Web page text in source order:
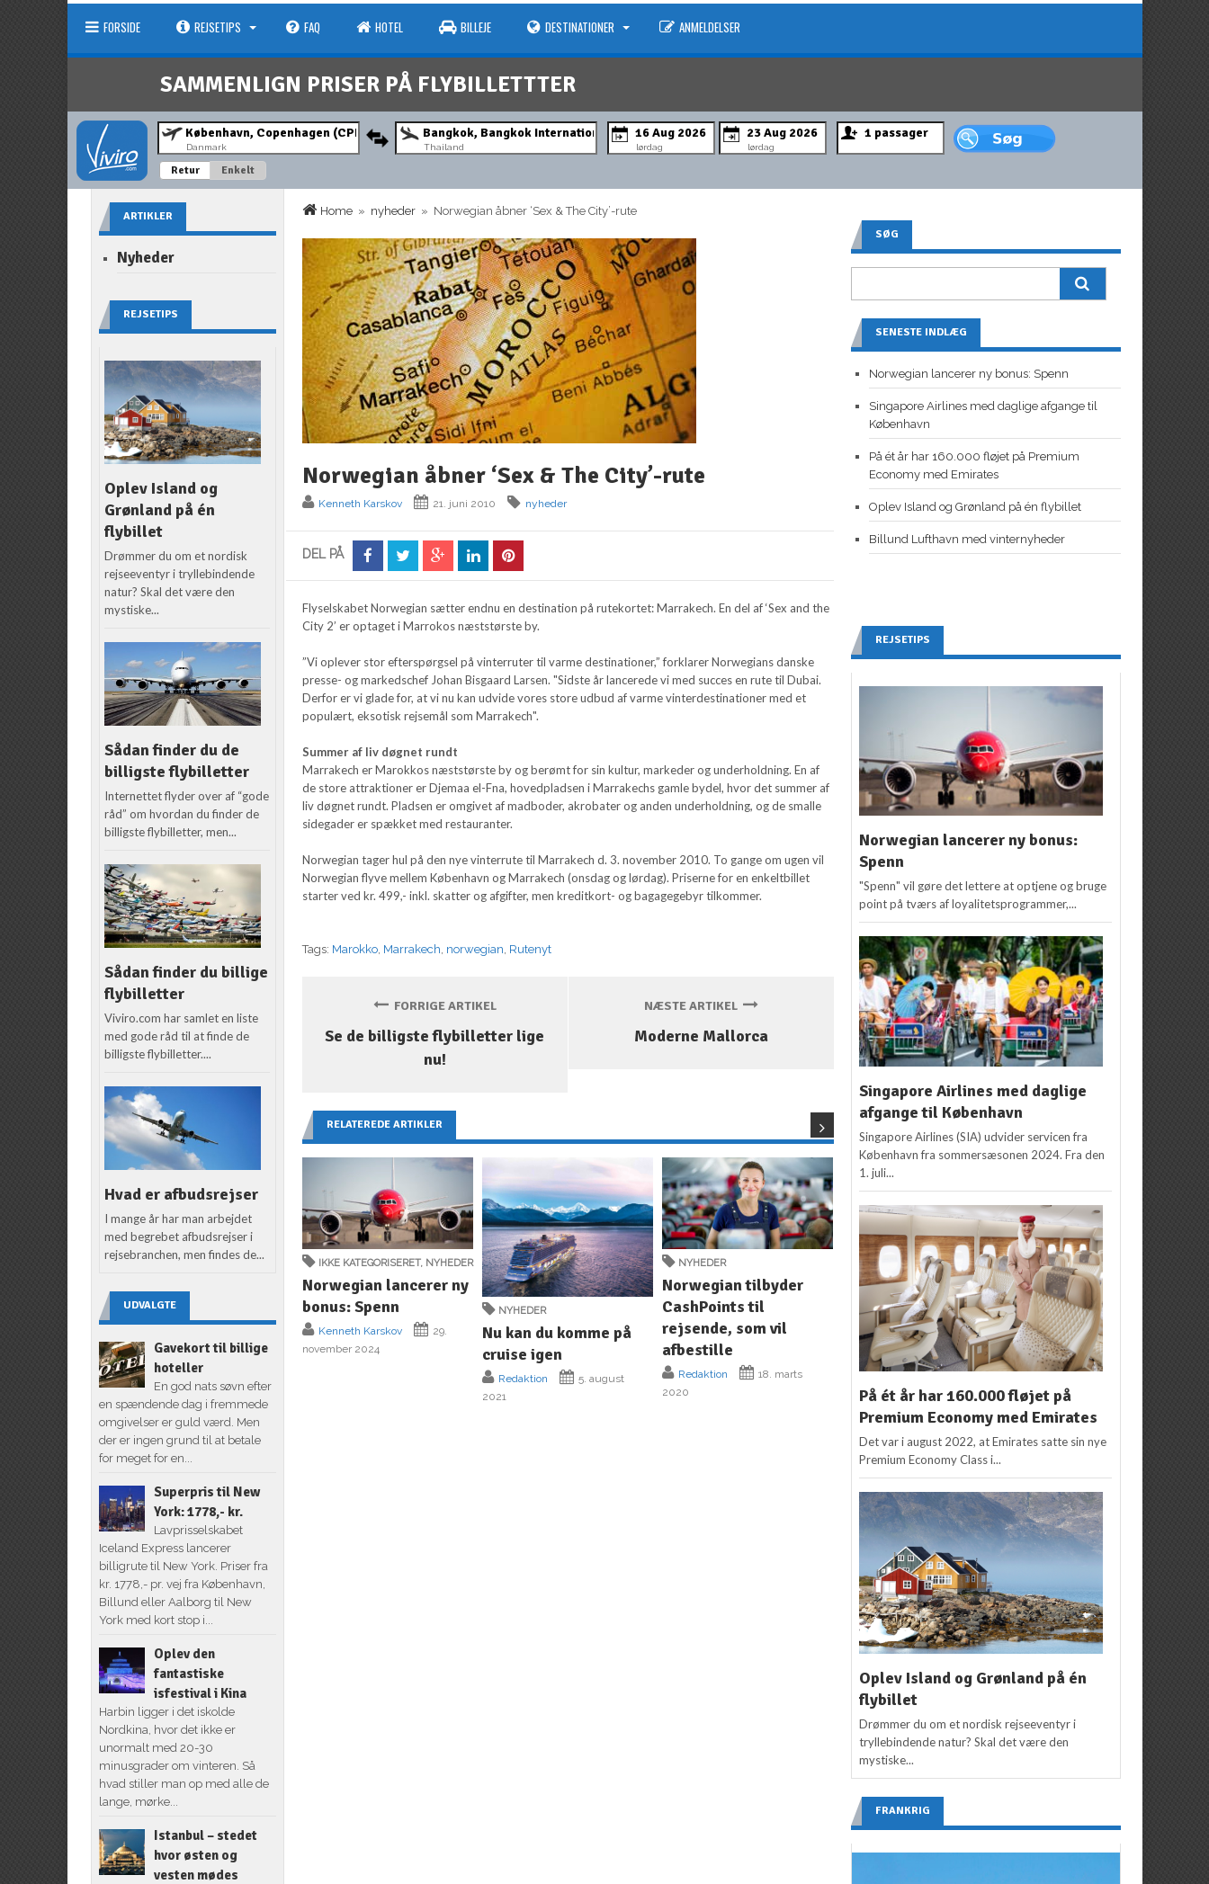
FORSIDE REJSETIPS FAQ HOTEL BILLEJE DESTINATIONER ANMELDELSER
SAMMENLIGN PRISER PÅ FLYBILLETTTER
Danmark Thailand lørdag lørdag
Retur Enkelt
Home » nyheder » Norwegian åbner ‘Sex & The City’-rute
Norwegian åbner ‘Sex & The City’-rute
Kenneth Karskov 21. juni 2010 nyheder
DEL PÅ
Flyselskabet Norwegian sætter endnu en destination på rutekortet: Marrakech. En del af ‘Sex and the
City 2’ er optaget i Marrokos næststørste by.
”Vi oplever stor efterspørgsel på vinterruter til varme destinationer,” forklarer Norwegians danske
presse- og markedschef Johan Bisgaard Larsen. "Sidste år lancerede vi med succes en rute til Dubai.
Derfor er vi glade for, at vi nu kan udvide vores store udbud af varme vinterdestinationer med et
populært, eksotisk rejsemål som Marrakech".
Summer af liv døgnet rundt
Marrakech er Marokkos næststørste by og berømt for sin kultur, markeder og underholdning. En af
de store attraktioner er Djemaa el-Fna, hovedpladsen i Marrakechs gamle bydel, hvor det summer af
liv døgnet rundt. Pladsen er omgivet af madboder, akrobater og anden underholdning, og de smalle
sidegader er spækket med restauranter.
Norwegian tager hul på den nye vinterrute til Marrakech d. 3. november 2010. To gange om ugen vil
Norwegian flyve mellem København og Marrakech (onsdag og lørdag). Priserne for en enkeltbillet
starter ved kr. 499,- inkl. skatter og afgifter, men kreditkort- og bagagegebyr tilkommer.
Tags: Marokko Marrakech norwegian Rutenyt
FORRIGE ARTIKEL
Se de billigste flybilletter lige
nu!
NÆSTE ARTIKEL
Moderne Mallorca
RELATEREDE ARTIKLER
IKKE KATEGORISERET, NYHEDER
Norwegian lancerer ny
bonus: Spenn
Kenneth Karskov
29.
november 2024
NYHEDER
Nu kan du komme på
cruise igen
Redaktion
5. august
2021
NYHEDER
Norwegian tilbyder
CashPoints til
rejsende, som vil
afbestille
Redaktion
18. marts
2020
NYHEDER
Norwegian aflyser 85
procent af sine
flyvninger
Redaktion
18. marts
2020
ASIEN,KRABI,
Ny direkte rute til Krabi
i Thailand
Redaktion
ARTIKLER
Nyheder
REJSETIPS
Oplev Island og
Grønland på én
flybillet
Drømmer du om et nordisk
rejseeventyr i tryllebindende
natur? Skal det være den
mystiske...
Sådan finder du de
billigste flybilletter
Internettet flyder over af “gode
råd” om hvordan du finder de
billigste flybilletter, men...
Sådan finder du billige
flybilletter
Viviro.com har samlet en liste
med gode råd til at finde de
billigste flybilletter....
Hvad er afbudsrejser
I mange år har man arbejdet
med begrebet afbudsrejser i
rejsebranchen, men findes de...
UDVALGTE
Gavekort til billige
hoteller
En god nats søvn efter
en spændende dag i fremmede
omgivelser er guld værd. Men
der er ingen grund til at betale
for meget for en...
Superpris til New
York: 1778,- kr.
Lavprisselskabet
Iceland Express lancerer
billigrute til New York. Priser fra
kr. 1778,- pr. vej fra København,
Billund eller Aalborg til New
York med kort stop i...
Oplev den
fantastiske
isfestival i Kina
Harbin ligger i det iskolde
Nordkina, hvor det ikke er
unormalt med 20-30
minusgrader om vinteren. Så
hvad stiller man op med alle de
lange, mørke...
Istanbul – stedet
hvor østen og
vesten mødes
SØG
SENESTE INDLÆG
Norwegian lancerer ny bonus: Spenn
Singapore Airlines med daglige afgange til
København
På ét år har 160.000 fløjet på Premium
Economy med Emirates
Oplev Island og Grønland på én flybillet
Billund Lufthavn med vinternyheder
REJSETIPS
Norwegian lancerer ny bonus:
Spenn
"Spenn" vil gøre det lettere at optjene og bruge
point på tværs af loyalitetsprogrammer,...
Singapore Airlines med daglige
afgange til København
Singapore Airlines (SIA) udvider servicen fra
København fra sommersæsonen 2024. Fra den
1. juli...
På ét år har 160.000 fløjet på
Premium Economy med Emirates
Det var i august 2022, at Emirates satte sin nye
Premium Economy Class i...
Oplev Island og Grønland på én
flybillet
Drømmer du om et nordisk rejseeventyr i
tryllebindende natur? Skal det være den
mystiske...
FRANKRIG